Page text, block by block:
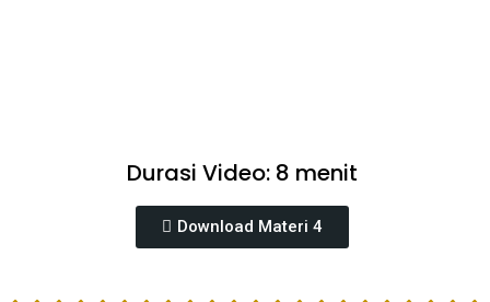
Durasi Video: 8 menit
Download Materi 4